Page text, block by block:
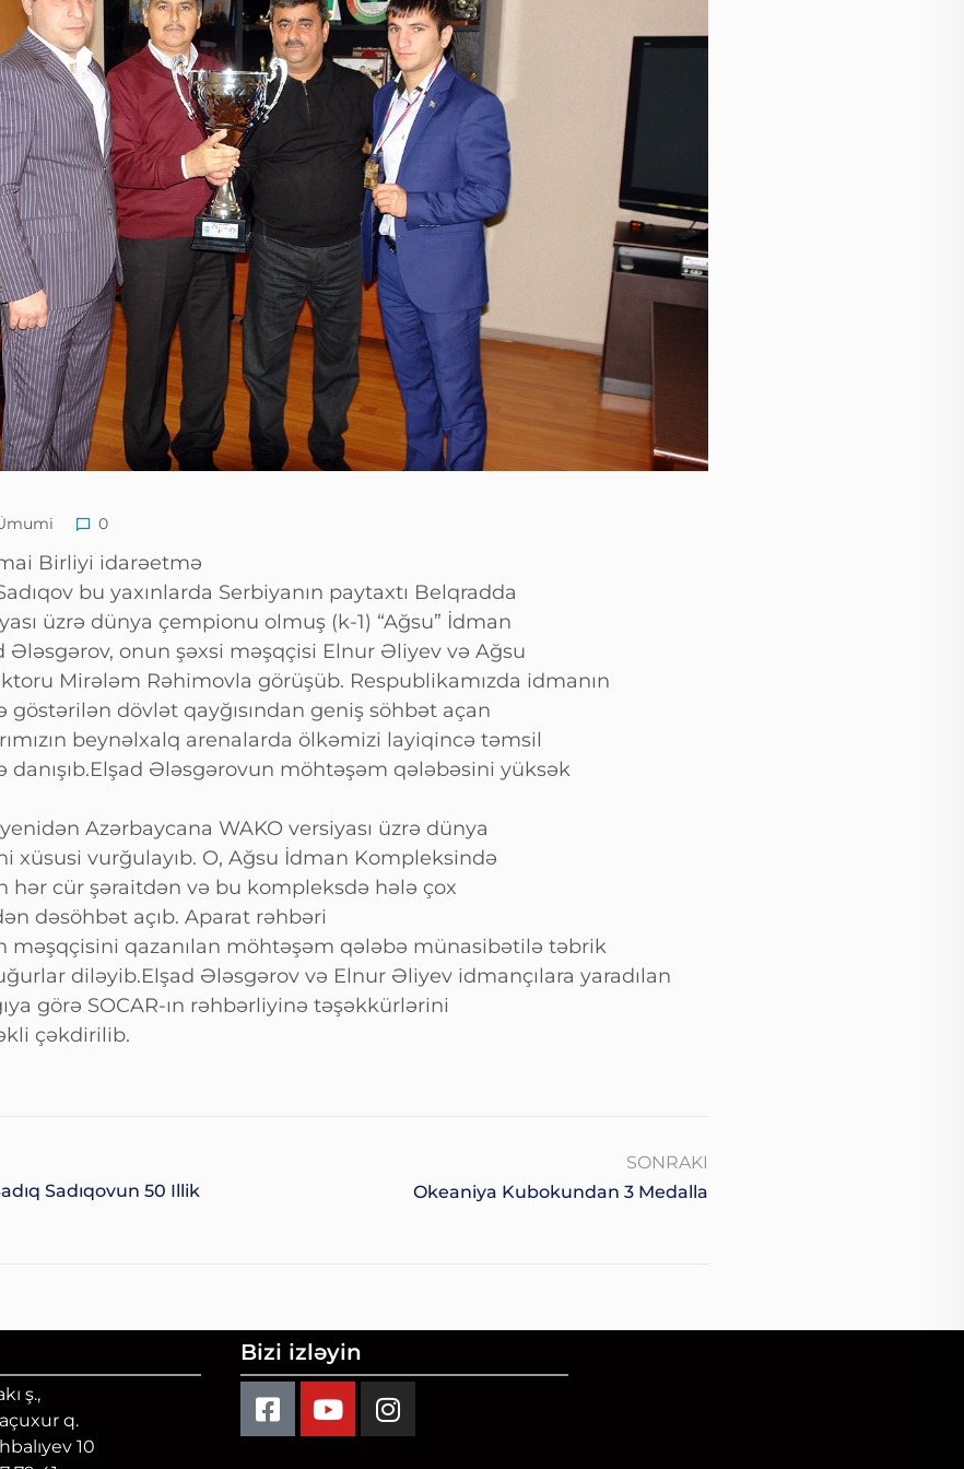
0
Birliyi idarəetmə
bu yaxınlarda Serbiyanın paytaxtı Belqradda
üzrə dünya çempionu olmuş (k-1) “Ağsu” İdman
onun şəxsi məşqçisi Elnur Əliyev və Ağsu
Mirələm Rəhimovla görüşüb. Respublikamızda idmanın
göstərilən dövlət qayğısından geniş söhbət açan
beynəlxalq arenalarda ölkəmizi layiqincə təmsil
Ələsgərovun möhtəşəm qələbəsini yüksək
Azərbaycana WAKO versiyası üzrə dünya
vurğulayıb. O, Ağsu İdman Kompleksində
hər cür şəraitdən və bu kompleksdə hələ çox
dəsöhbət açıb. Aparat rəhbəri
məşqçisini qazanılan möhtəşəm qələbə münasibətilə təbrik
diləyib.Elşad Ələsgərov və Elnur Əliyev idmançılara yaradılan
görə SOCAR-ın rəhbərliyinə təşəkkürlərini
çəkdirilib.
Sadıqovun 50 Illik
SONRAKI
Okeaniya Kubokundan 3 Medalla
ş.,
q.
10
Bizi izləyin